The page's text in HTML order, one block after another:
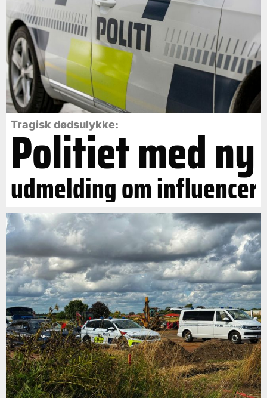
Tragisk dødsulykke:
Politiet med ny
udmelding om influencer